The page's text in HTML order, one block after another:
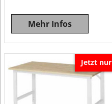
Mehr Infos
Jetzt nur